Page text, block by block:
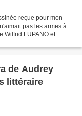
reçue pour mon
pas les armes à
Wilfrid LUPANO et
de Audrey
littéraire